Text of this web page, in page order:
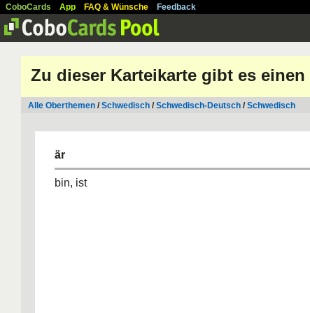
CoboCards App FAQ & Wünsche Feedback
Zu dieser Karteikarte gibt es einen
Alle Oberthemen /Schwedisch /Schwedisch-Deutsch /Schwedisch
är
bin, ist